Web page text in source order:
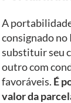
A
consignado
substituir seu
outro com
favoráveis. É
valor da